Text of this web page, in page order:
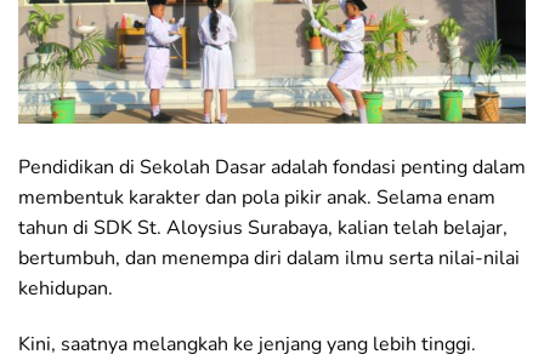
Pendidikan di Sekolah Dasar adalah fondasi penting dalam
membentuk karakter dan pola pikir anak. Selama enam
tahun di SDK St. Aloysius Surabaya, kalian telah belajar,
bertumbuh, dan menempa diri dalam ilmu serta nilai-nilai
kehidupan.
Kini, saatnya melangkah ke jenjang yang lebih tinggi.